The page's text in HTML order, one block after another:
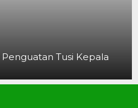
Tusi Kepala